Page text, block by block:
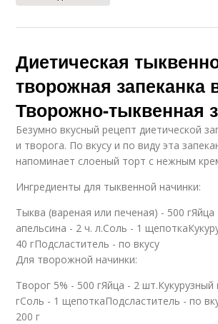
Диетическая
творожная запеканка
Творожно-тыквенная
Безумно вкусный рецепт диетической
и творога. По вкусу и по виду эта
напоминает слоеный торт с нежным
Ингредиенты для тыквенной начинки:
Тыква (вареная или печеная) - 500
апельсина - 2 ч. л.Соль - 1
40 гПодсластитель - по вкусу
Для творожной начинки:
Творог 5% - 500 гЯйца - 2 шт.Кукурузный
гСоль - 1 щепоткаПодсластитель - по
200 г